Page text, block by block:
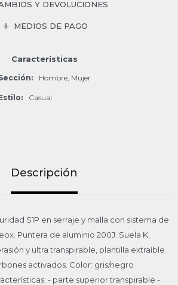
Y DEVOLUCIONES
MEDIOS DE PAGO
Características
Hombre, Mujer
Casual
Descripción
S1P en serraje y malla con sistema de
Puntera de aluminio 200J. Suela K,
y ultra transpirable, plantilla extraíble
activados. Color: gris/negro
- parte superior transpirable -